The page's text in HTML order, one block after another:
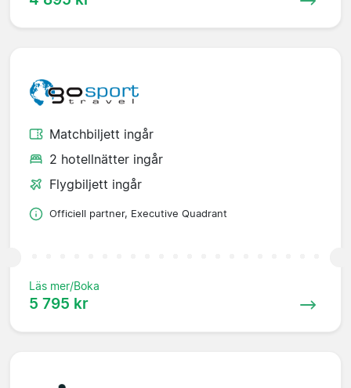
Matchbiljett ingår
2 hotellnätter ingår
Flygbiljett ingår
Officiell partner, Executive Quadrant
Läs mer/Boka
5 795 kr